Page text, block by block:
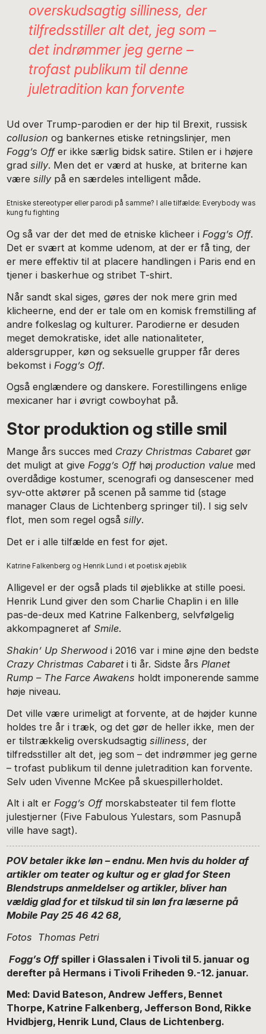
overskudsagtig silliness, der
tilfredsstiller alt det, jeg som –
det indrømmer jeg gerne –
trofast publikum til denne
juletradition kan forvente
Ud over Trump-parodien er der hip til Brexit, russisk
collusion og bankernes etiske retningslinjer, men
Fogg’s Offer ikke særlig bidsk satire. Stilen er i højere
gradsilly. Men det er værd at huske, at briterne kan
væresillypå en særdeles intelligent måde.
Etniske stereotyper eller parodi på samme? I alle tilfælde: Everybody was
kung fu fighting
Og så var der det med de etniske klicheer iFogg’s Off.
Det er svært at komme udenom, at der er få ting, der
er mere effektiv til at placere handlingen i Paris end en
tjener i baskerhue og stribet T-shirt.
Når sandt skal siges, gøres der nok mere grin med
klicheerne, end der er tale om en komisk fremstilling af
andre folkeslag og kulturer. Parodierne er desuden
meget demokratiske, idet alle nationaliteter,
aldersgrupper, køn og seksuelle grupper får deres
bekomst i Fogg’s Off.
Også englændere og danskere. Forestillingens enlige
mexicaner har i øvrigt cowboyhat på.
Stor produktion og stille smil
Mange års succes med Crazy Christmas Cabaretgør
det muligt at giveFogg’s Offhøjproduction value med
overdådige kostumer, scenografi og dansescener med
syv-otte aktører på scenen på samme tid (stage
manager Claus de Lichtenberg springer til). I sig selv
flot, men som regel ogsåsilly.
Det er i alle tilfælde en fest for øjet.
Katrine Falkenberg og Henrik Lund i et poetisk øjeblik
Alligevel er der også plads til øjeblikke at stille poesi.
Henrik Lund giver den som Charlie Chaplin i en lille
pas-de-deux med Katrine Falkenberg, selvfølgelig
akkompagneret afSmile.
Shakin’ Up Sherwood i 2016 var i mine øjne den bedste
Crazy Christmas Cabareti ti år. Sidste års Planet
Rump – The Farce Awakens holdt imponerende samme
høje niveau.
Det ville være urimeligt at forvente, at de højder kunne
holdes tre år i træk, og det gør de heller ikke, men der
er tilstrækkelig overskudsagtigsilliness , der
tilfredsstiller alt det, jeg som – det indrømmer jeg gerne
– trofast publikum til denne juletradition kan forvente.
Selv uden Vivenne McKee på skuespillerholdet.
Alt i alt erFogg’s Offmorskabsteater til fem flotte
julestjerner (Five Fabulous Yulestars, som Pasnupå
ville have sagt).
POV betaler ikke løn – endnu. Men hvis du holder af
artikler om teater og kultur og er glad for Steen
Blendstrups anmeldelser og artikler, bliver han
vældig glad for et tilskud til sin løn fra læserne på
Mobile Pay 25 46 42 68,
Fotos Thomas Petri
Fogg’s Offspiller i Glassalen i Tivoli til 5. januar og
derefter på Hermans i Tivoli Friheden 9.-12. januar.
Med: David Bateson, Andrew Jeffers, Bennet
Thorpe, Katrine Falkenberg, Jefferson Bond, Rikke
Hvidbjerg, Henrik Lund, Claus de Lichtenberg.